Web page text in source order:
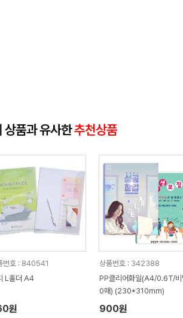
상품과 유사한추천상품
번호 : 840541
L홀더 A4
원
상품번호 : 342388
PP클리어화일(A4/0.6T/
0매) (230*310mm)
900원